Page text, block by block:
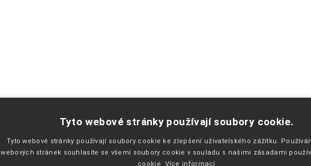
PŘEJETE SI ZASÍLAT EMAILY NEWSLETTER ?
Tyto webové stránky používají soubory cookie.
Tyto webové stránky používají soubory cookie ke zlepšení uživatelského zážitku.
webových stránek souhlasíte se všemi soubory cookie v souladu s našimi zásadami
cookie. Více informací